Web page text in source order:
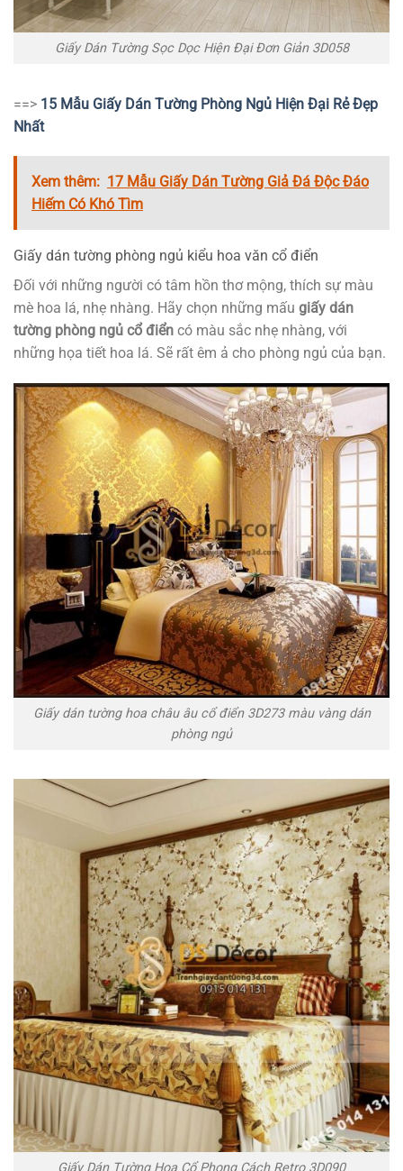
Giấy Dán Tường Sọc Dọc Hiện Đại Đơn Giản 3D058
==> 15 Mẫu Giấy Dán Tường Phòng Ngủ Hiện Đại Rẻ Đẹp
Nhất
Xem thêm: 17 Mẫu Giấy Dán Tường Giả Đá Độc Đáo
Hiếm Có Khó Tìm
Giấy dán tường phòng ngủ kiểu hoa văn cổ điển
Đối với những người có tâm hồn thơ mộng, thích sự màu
mè hoa lá, nhẹ nhàng. Hãy chọn những mấu giấy dán
tường phòng ngủ cổ điển có màu sắc nhẹ nhàng, với
những họa tiết hoa lá. Sẽ rất êm ả cho phòng ngủ của bạn.
Giấy dán tường hoa châu âu cổ điển 3D273 màu vàng dán
phòng ngủ
Giấy Dán Tường Hoa Cổ Phong Cách Retro 3D090